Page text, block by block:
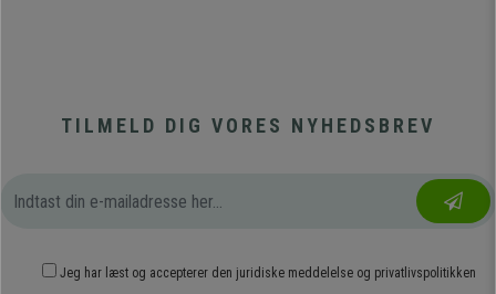
TILMELD DIG VORES NYHEDSBREV
Jeg har læst og accepterer den juridiske meddelelse og privatlivspolitikken